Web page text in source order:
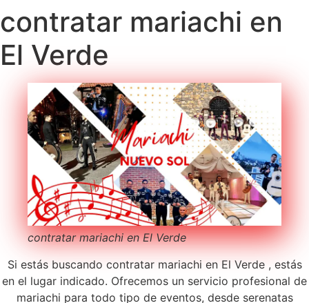
contratar mariachi en
El Verde
contratar mariachi en El Verde
Si estás buscando contratar mariachi en El Verde , estás
en el lugar indicado. Ofrecemos un servicio profesional de
mariachi para todo tipo de eventos, desde serenatas